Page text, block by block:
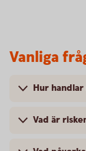
Vanliga
Hur
Vad är